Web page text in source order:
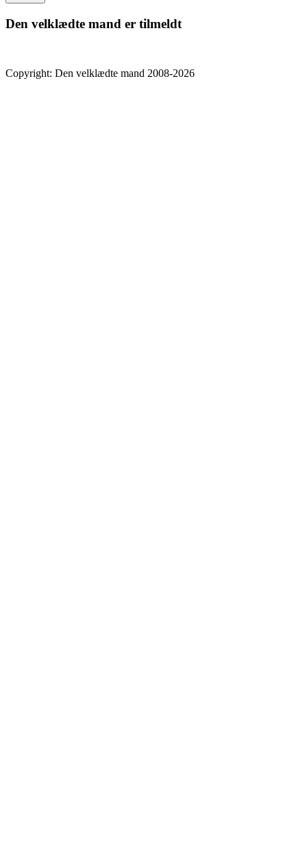
Den velklædte mand er tilmeldt
Copyright: Den velklædte mand 2008-2026